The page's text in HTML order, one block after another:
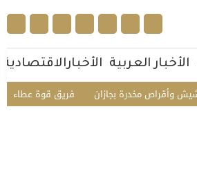
الأخبار العربية الأخبارالاقتصادية
فريق قوة عطاء التطوعي ينفذ